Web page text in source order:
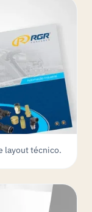
layout técnico.